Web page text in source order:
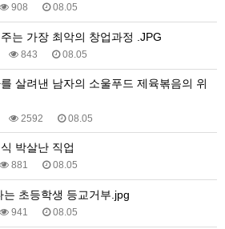
908 08.05
는 가장 최악의 창업과정 .JPG
843 08.05
살려낸 남자의 소울푸드 제육볶음의 위
2592 08.05
박살난 직업
881 08.05
는 초등학생 등교거부.jpg
941 08.05